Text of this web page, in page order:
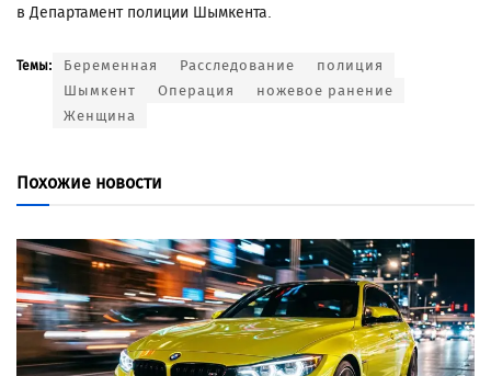
в Департамент полиции Шымкента.
Темы: Беременная Расследование
полиция
Шымкент
Операция
ножевое ранение
Женщина
Похожие новости